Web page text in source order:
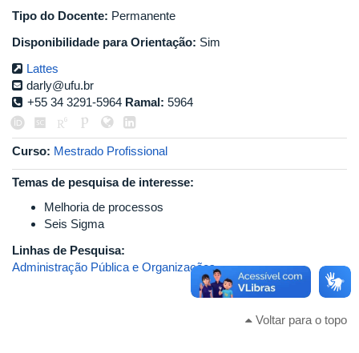
Tipo do Docente: Permanente
Disponibilidade para Orientação: Sim
Lattes
darly@ufu.br
+55 34 3291-5964 Ramal: 5964
Curso: Mestrado Profissional
Temas de pesquisa de interesse:
Melhoria de processos
Seis Sigma
Linhas de Pesquisa:
Administração Pública e Organizações
Voltar para o topo